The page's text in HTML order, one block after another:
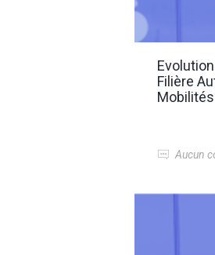
Filière
Mobilités
Aucun